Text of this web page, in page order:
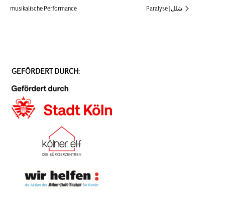
musikalische Performance
GEFÖRDERT DURCH: